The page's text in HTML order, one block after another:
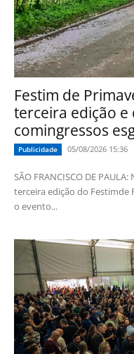
Festim de
terceira edição e
comingressos
Publicidade 05/08/2026 15:36
SÃO FRANCISCO DE
terceira edição do Festimde
o evento...